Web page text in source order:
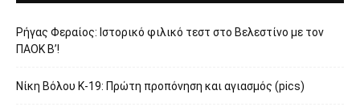
Ρήγας Φεραίος: Ιστορικό φιλικό τεστ στο Βελεστίνο με τον
ΠΑΟΚ Β’!
Νίκη Βόλου Κ-19: Πρώτη προπόνηση και αγιασμός (pics)